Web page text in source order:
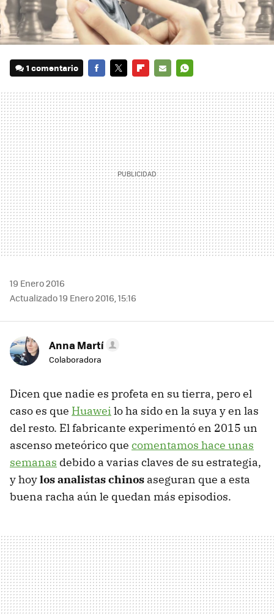
1 comentario
MAIL
19 Enero 2016
Actualizado 19 Enero 2016, 15:16
Anna Martí
Colaboradora
Dicen que nadie es profeta en su tierra, pero el
caso es que Huawei lo ha sido en la suya y en las
del resto. El fabricante experimentó en 2015 un
ascenso meteórico que comentamos hace unas
semanas debido a varias claves de su estrategia,
y hoylos analistas chinos aseguran que a esta
buena racha aún le quedan más episodios.